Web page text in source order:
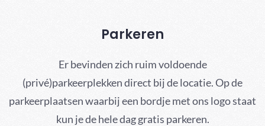
Parkeren
Er bevinden zich ruim voldoende
(privé)parkeerplekken direct bij de locatie. Op de
parkeerplaatsen waarbij een bordje met ons logo staat
kun je de hele dag gratis parkeren.